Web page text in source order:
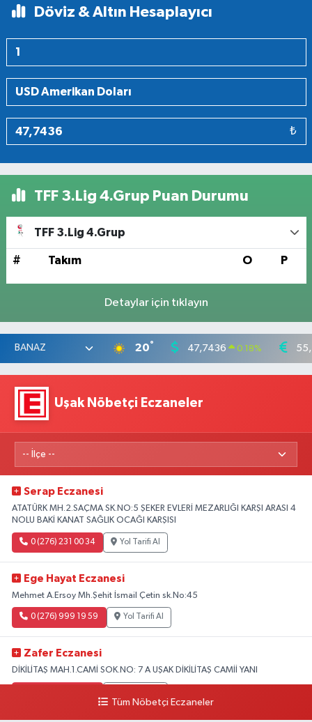
Döviz & Altın Hesaplayıcı
₺
TFF 3.Lig 4.Grup Puan Durumu
TFF 3.Lig 4.Grup
# Takım O P
Detaylar için tıklayın
20° 47,7436 0.18%
Uşak Nöbetçi Eczaneler
Serap Eczanesi
ATATÜRK MH.2.SAÇMA SK.NO:5 ŞEKER EVLERİ MEZARLIĞI KARŞI ARASI 4
NOLU BAKİ KANAT SAĞLIK OCAĞI KARŞISI
0 (276) 231 00 34 Yol Tarifi Al
Ege Hayat Eczanesi
Mehmet A.Ersoy Mh.Şehit İsmail Çetin sk.No:45
0 (276) 999 19 59 Yol Tarifi Al
Zafer Eczanesi
DİKİLİTAŞ MAH.1.CAMİ SOK.NO: 7 A UŞAK DİKİLİTAŞ CAMİİ YANI
Tüm Nöbetçi Eczaneler